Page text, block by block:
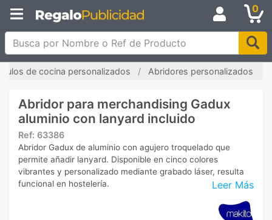
0
Busca por Nombre o Ref de Producto
de cocina personalizados Abridores personalizados
Abridor para merchandising Gadux
aluminio con lanyard incluido
Ref: 63386
Leer Más
Abridor Gadux de aluminio con agujero troquelado que
permite añadir lanyard. Disponible en cinco colores
vibrantes y personalizado mediante grabado láser, resulta
funcional en hostelería.